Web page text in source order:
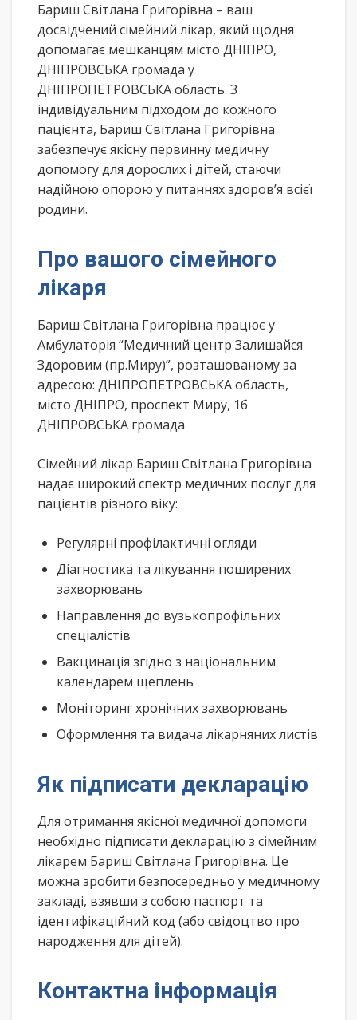
Бариш Світлана Григорівна – ваш
досвідчений сімейний лікар, який щодня
допомагає мешканцям місто ДНІПРО,
ДНІПРОВСЬКА громада у
ДНІПРОПЕТРОВСЬКА область. З
індивідуальним підходом до кожного
пацієнта, Бариш Світлана Григорівна
забезпечує якісну первинну медичну
допомогу для дорослих і дітей, стаючи
надійною опорою у питаннях здоров’я всієї
родини.
Про вашого сімейного
лікаря
Бариш Світлана Григорівна працює у
Амбулаторія “Медичний центр Залишайся
Здоровим (пр.Миру)”, розташованому за
адресою: ДНІПРОПЕТРОВСЬКА область,
місто ДНІПРО, проспект Миру, 1б
ДНІПРОВСЬКА громада
Сімейний лікар Бариш Світлана Григорівна
надає широкий спектр медичних послуг для
пацієнтів різного віку:
Регулярні профілактичні огляди
Діагностика та лікування поширених
захворювань
Направлення до вузькопрофільних
спеціалістів
Вакцинація згідно з національним
календарем щеплень
Моніторинг хронічних захворювань
Оформлення та видача лікарняних листів
Як підписати декларацію
Для отримання якісної медичної допомоги
необхідно підписати декларацію з сімейним
лікарем Бариш Світлана Григорівна. Це
можна зробити безпосередньо у медичному
закладі, взявши з собою паспорт та
ідентифікаційний код (або свідоцтво про
народження для дітей).
Контактна інформація